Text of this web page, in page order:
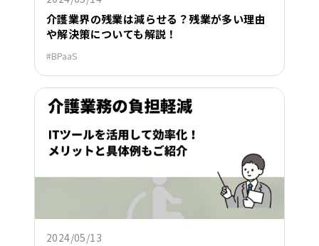
介護業界の残業は減らせる？残業が多い理由
や解決策についても解説！
BPaaS
2024/05/13